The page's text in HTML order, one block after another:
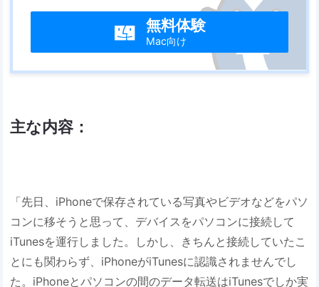
 無料体験
Mac向け
主な内容：
「先日、iPhoneで保存されている写真やビデオなどをパソ
コンに移そうと思って、デバイスをパソコンに接続して
iTunesを運行しました。しかし、きちんと接続していたこ
とにも関わらず、iPhoneがiTunesに認識されませんでし
た。iPhoneとパソコンの間のデータ転送はiTunesでしか実